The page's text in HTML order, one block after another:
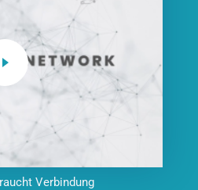
Verbindung